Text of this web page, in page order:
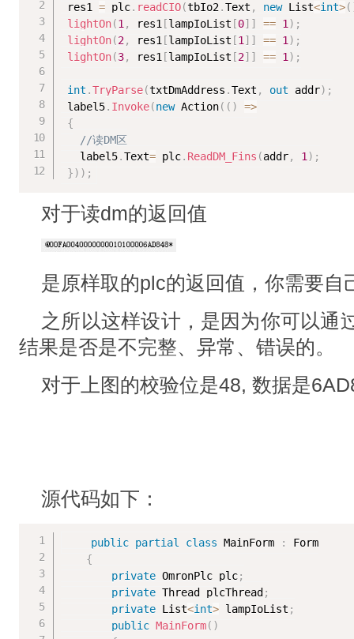
res1 = plc. readCIO(tbIo2.Text , new List<int>(
lightOn(1 , res1 [lampIoList [0] ] == 1 ) ;
lightOn(2, res1 [lampIoList [1 ] ] == 1 ) ;
lightOn(3, res1 [lampIoList [2] ] == 1 ) ;
int .TryParse(txtDmAddress .Text , out addr) ;
label5. Invoke(new Action( ( ) =>
{
//读DM区
   label5
.Text= plc. ReadDM_Fins (addr, 1 ) ;
}) ) ;
对于读dm的返回值
是原样取的plc的返回值，你需要自
之所以这样设计，是因为你可以通
结果是否是不完整、异常、错误的。
对于上图的校验位是48, 数据是
源代码如下：
public partial class MainForm :
Form
{
private OmronPlc plc;
private Thread plcThread ;
private List<int> lampIoList ;
public MainForm( )